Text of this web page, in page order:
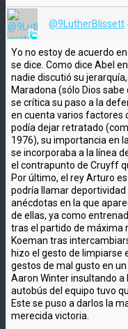
@9LutherBlissett ·
Yo no estoy de acuerdo
se dice. Como dice Abel
nadie discutió su
Maradona (sólo Dios
se crítica su paso a la
en cuenta varios factores
podía dejar retratado
1976), su importancia en
se incorporaba a la línea
el contrapunto de Cruyff
Por último, el rey Arturo
podría llamar
anécdotas en la que
de ellas, ya como
tras el partido de máxima
Koeman tras
hizo el gesto de limpiarse
gestos de mal gusto en
Aaron Winter insultando a
autobús del equipo tuvo
Este se puso a darlos la
merecida victoria.